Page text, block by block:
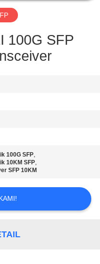
100G SFP
100G SFP,
10KM SFP,
SFP 10KM